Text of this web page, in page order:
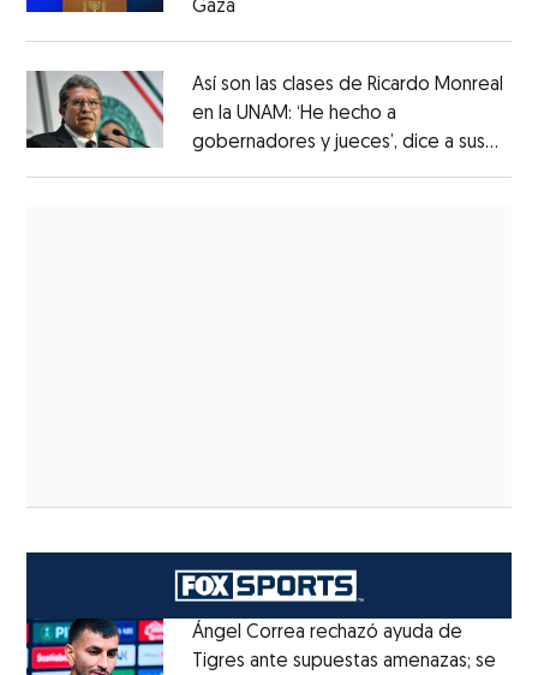
Gaza
Así son las clases de Ricardo Monreal
en la UNAM: ‘He hecho a
gobernadores y jueces’, dice a sus
alumnos
Ángel Correa rechazó ayuda de
Tigres ante supuestas amenazas; se